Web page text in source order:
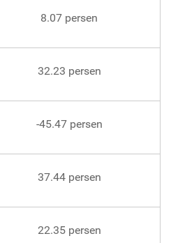
8.07 persen
32.23 persen
-45.47 persen
37.44 persen
22.35 persen